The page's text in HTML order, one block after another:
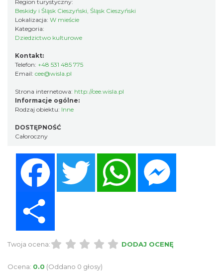
Region turystyczny:
Beskidy i Śląsk Cieszyński, Śląsk Cieszyński
Lokalizacja: W mieście
Kategoria:
Dziedzictwo kulturowe
Kontakt:
Telefon: +48 531 485 775
Email: cee@wisla.pl
Strona internetowa: http://cee.wisla.pl
Informacje ogólne:
Rodzaj obiektu: Inne
DOSTĘPNOŚĆ
Całoroczny
Twitter
Twoja ocena: DODAJ OCENĘ
Ocena: 0.0 (Oddano 0 głosy)